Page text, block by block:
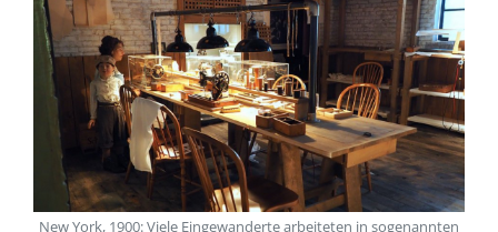
New York, 1900: Viele Eingewanderte arbeiteten in sogenannten